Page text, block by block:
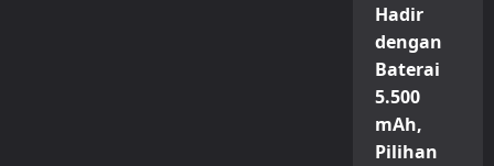
Hadir
dengan
Baterai
5.500
mAh,
Pilihan